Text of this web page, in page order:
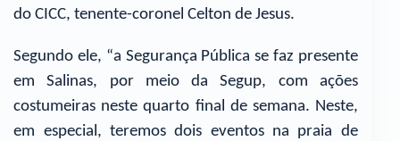
do CICC, tenente-coronel Celton de Jesus.
Segundo ele, “a Segurança Pública se faz presente
em Salinas, por meio da Segup, com ações
costumeiras neste quarto final de semana. Neste,
em especial, teremos dois eventos na praia de